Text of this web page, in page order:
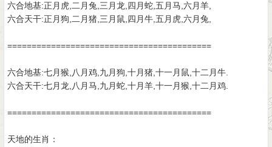
六合地基:正月虎,二月兔,三月龙,四月蛇,五月马,六月羊,
六合天干:正月狗,二月猪,三月鼠,四月牛,五月虎,六月兔,
==========================================
六合地基:七月猴,八月鸡,九月狗,十月猪,十一月鼠,十二月牛.
六合天干:七月龙,八月马,九月蛇,十月羊,十一月猴,十二月鸡.
==========================================
天地的生肖：